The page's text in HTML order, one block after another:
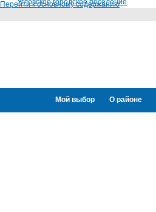
Перейти к основному содержанию
Угловское городское поселение
Мой выбор О районе